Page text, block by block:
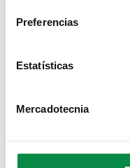
Preferencias
Estatísticas
Mercadotecnia